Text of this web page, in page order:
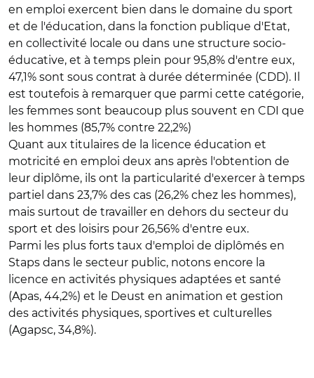
en emploi exercent bien dans le domaine du sport
et de l'éducation, dans la fonction publique d'Etat,
en collectivité locale ou dans une structure socio-
éducative, et à temps plein pour 95,8% d'entre eux,
47,1% sont sous contrat à durée déterminée (CDD). Il
est toutefois à remarquer que parmi cette catégorie,
les femmes sont beaucoup plus souvent en CDI que
les hommes (85,7% contre 22,2%)
Quant aux titulaires de la licence éducation et
motricité en emploi deux ans après l'obtention de
leur diplôme, ils ont la particularité d'exercer à temps
partiel dans 23,7% des cas (26,2% chez les hommes),
mais surtout de travailler en dehors du secteur du
sport et des loisirs pour 26,56% d'entre eux.
Parmi les plus forts taux d'emploi de diplômés en
Staps dans le secteur public, notons encore la
licence en activités physiques adaptées et santé
(Apas, 44,2%) et le Deust en animation et gestion
des activités physiques, sportives et culturelles
(Agapsc, 34,8%).